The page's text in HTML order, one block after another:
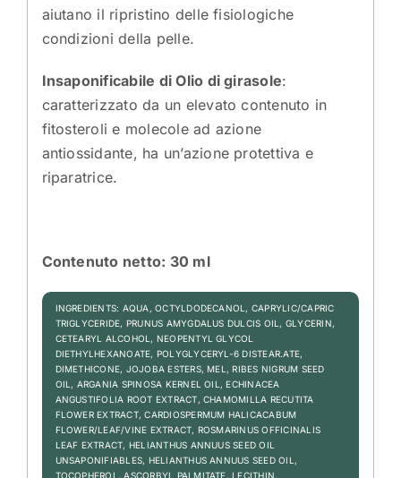
aiutano il ripristino delle fisiologiche
condizioni della pelle.
Insaponificabile di Olio di girasole:
caratterizzato da un elevato contenuto in
fitosteroli e molecole ad azione
antiossidante, ha un’azione protettiva e
riparatrice.
Contenuto netto: 30 ml
INGREDIENTS: AQUA, OCTYLDODECANOL, CAPRYLIC/CAPRIC
TRIGLYCERIDE, PRUNUS AMYGDALUS DULCIS OIL, GLYCERIN,
CETEARYL ALCOHOL, NEOPENTYL GLYCOL
DIETHYLHEXANOATE, POLYGLYCERYL-6 DISTEAR.ATE,
DIMETHICONE, JOJOBA ESTERS, MEL, RIBES NIGRUM SEED
OIL, ARGANIA SPINOSA KERNEL OIL, ECHINACEA
ANGUSTIFOLIA ROOT EXTRACT, CHAMOMILLA RECUTITA
FLOWER EXTRACT, CARDIOSPERMUM HALICACABUM
FLOWER/LEAF/VINE EXTRACT, ROSMARINUS OFFICINALIS
LEAF EXTRACT, HELIANTHUS ANNUUS SEED OIL
UNSAPONIFIABLES, HELIANTHUS ANNUUS SEED OIL,
TOCOPHEROL, ASCORBYL PALMITATE, LECITHIN,